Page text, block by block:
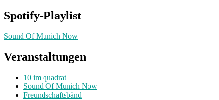
Spotify-Playlist
Sound Of Munich Now
Veranstaltungen
10 im quadrat
Sound Of Munich Now
Freundschaftsbänd